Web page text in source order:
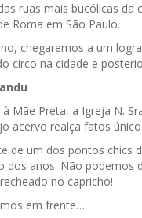
ruas mais bucólicas da
Roma em São Paulo.
chegaremos a um
circo na cidade e
Mãe Preta, a Igreja N.
acervo realça fatos
de um dos pontos chics
dos anos. Não podemos
no capricho!
em frente…